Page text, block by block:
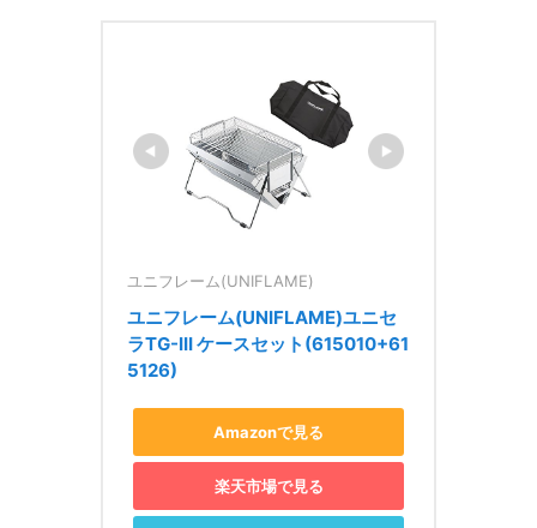
ユニフレーム(UNIFLAME)
ユニフレーム(UNIFLAME)ユニセ
ラTG-III ケースセット(615010+61
5126)
Amazonで見る
楽天市場で見る